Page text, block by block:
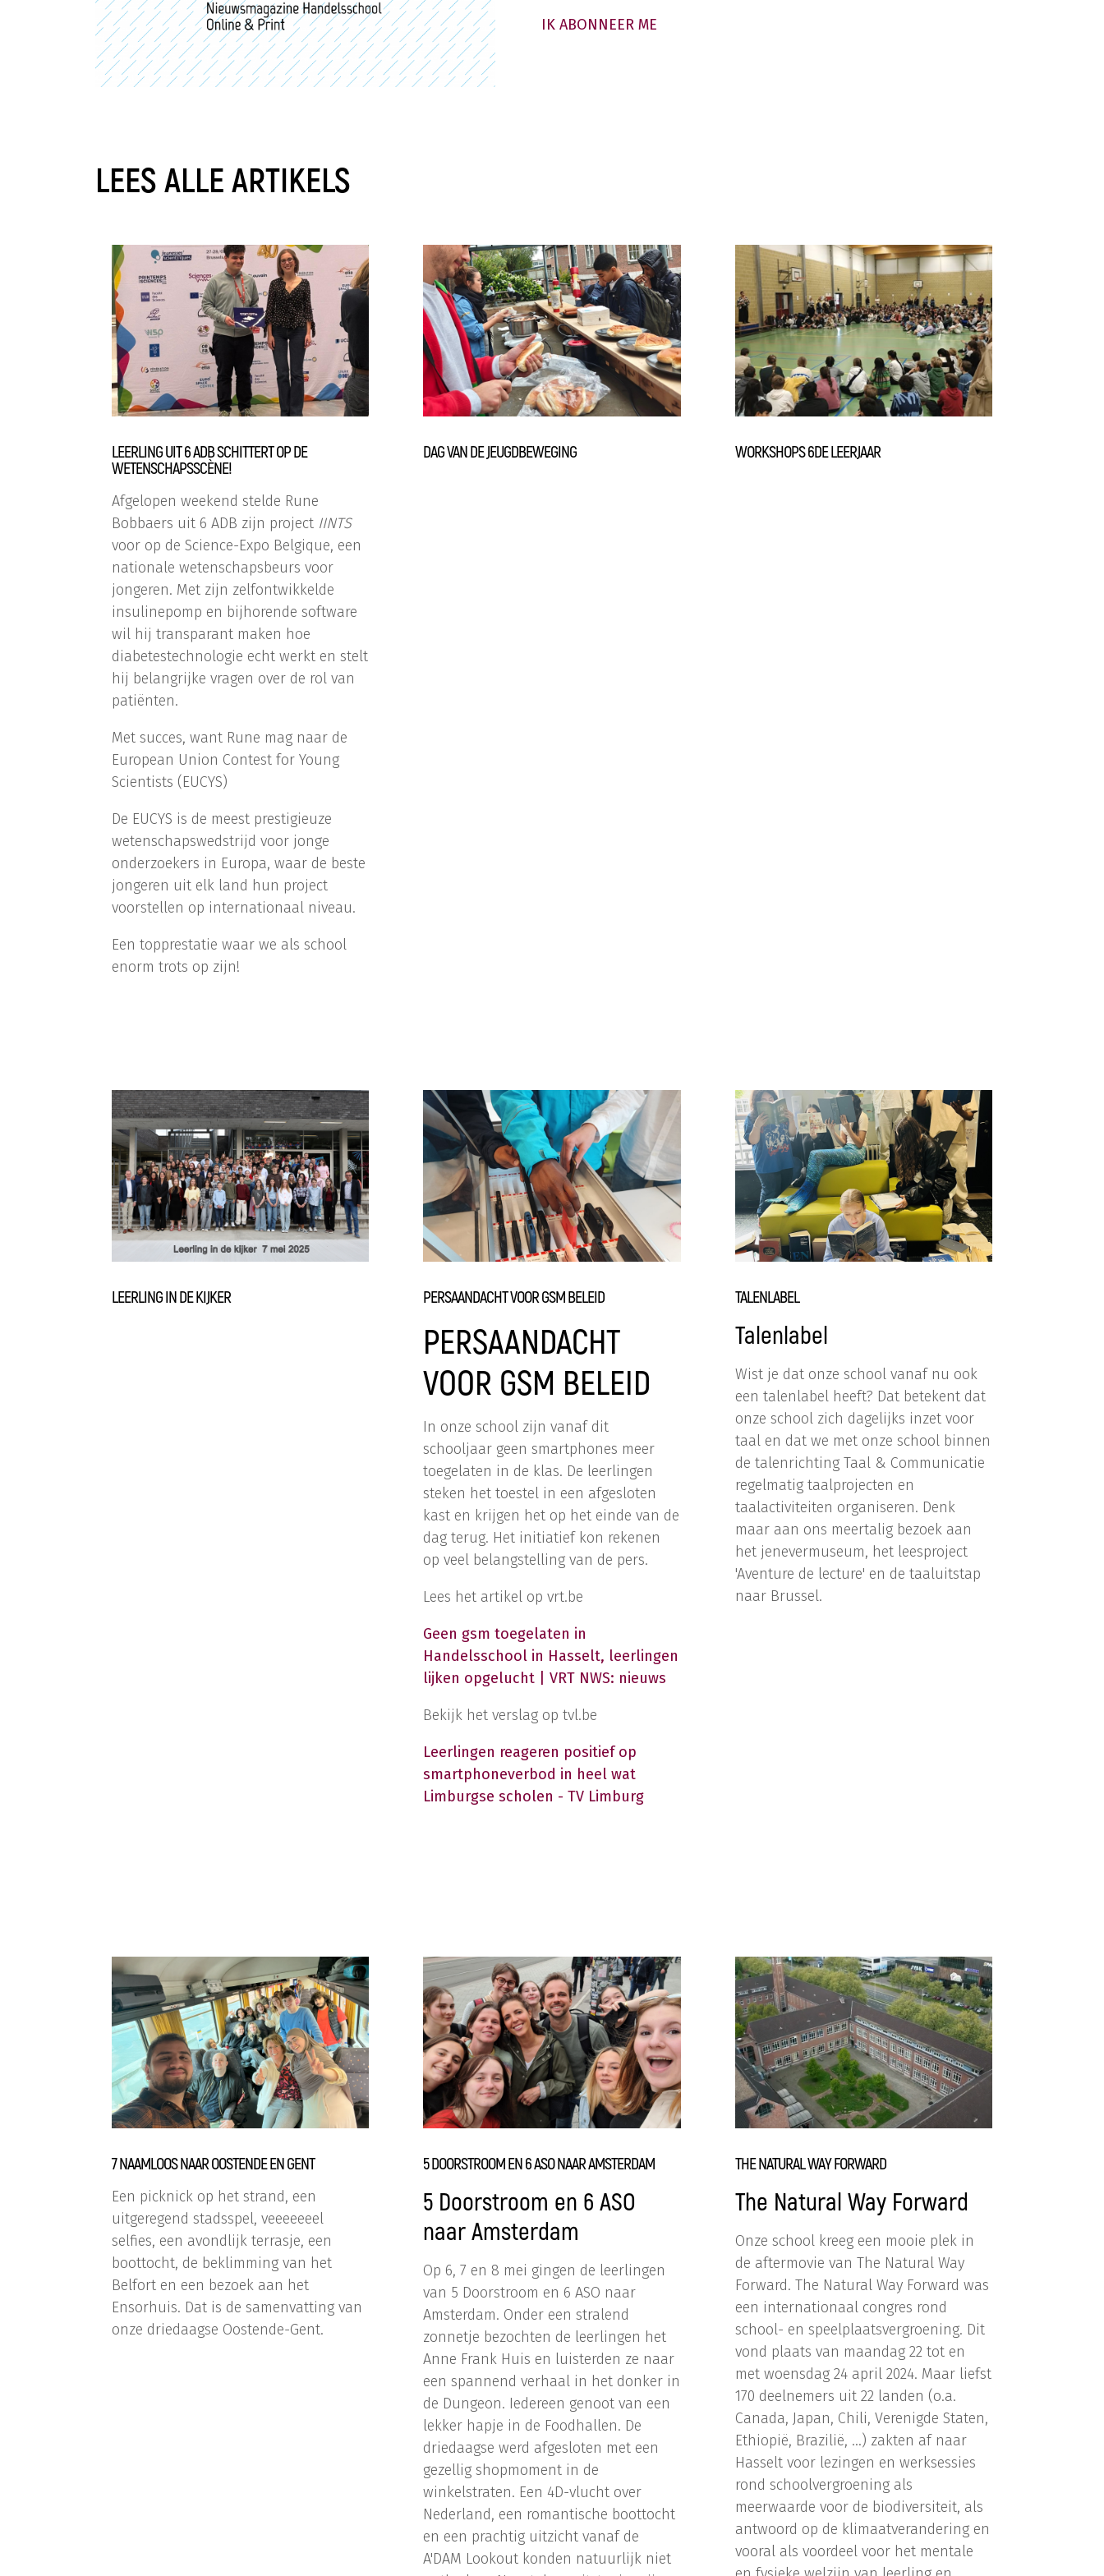
IK ABONNEER ME
LEES ALLE ARTIKELS
LEERLING UIT 6 ADB SCHITTERT OP DE
WETENSCHAPSSCÈNE!
Afgelopen weekend stelde Rune
Bobbaers uit 6 ADB zijn project IINTS
voor op de Science-Expo Belgique, een
nationale wetenschapsbeurs voor
jongeren. Met zijn zelfontwikkelde
insulinepomp en bijhorende software
wil hij transparant maken hoe
diabetestechnologie echt werkt en stelt
hij belangrijke vragen over de rol van
patiënten.
Met succes, want Rune mag naar de
European Union Contest for Young
Scientists (EUCYS)
De EUCYS is de meest prestigieuze
wetenschapswedstrijd voor jonge
onderzoekers in Europa, waar de beste
jongeren uit elk land hun project
voorstellen op internationaal niveau.
Een topprestatie waar we als school
enorm trots op zijn!
DAG VAN DE JEUGDBEWEGING WORKSHOPS 6DE LEERJAAR
LEERLING IN DE KIJKER PERSAANDACHT VOOR GSM BELEID
PERSAANDACHT
VOOR GSM BELEID
In onze school zijn vanaf dit
schooljaar geen smartphones meer
toegelaten in de klas. De leerlingen
steken het toestel in een afgesloten
kast en krijgen het op het einde van de
dag terug. Het initiatief kon rekenen
op veel belangstelling van de pers.
Lees het artikel op vrt.be
Geen gsm toegelaten in
Handelsschool in Hasselt, leerlingen
lijken opgelucht | VRT NWS: nieuws
Bekijk het verslag op tvl.be
Leerlingen reageren positief op
smartphoneverbod in heel wat
Limburgse scholen - TV Limburg
TALENLABEL
Talenlabel
Wist je dat onze school vanaf nu ook
een talenlabel heeft? Dat betekent dat
onze school zich dagelijks inzet voor
taal en dat we met onze school binnen
de talenrichting Taal & Communicatie
regelmatig taalprojecten en
taalactiviteiten organiseren. Denk
maar aan ons meertalig bezoek aan
het jenevermuseum, het leesproject
'Aventure de lecture' en de taaluitstap
naar Brussel.
7 NAAMLOOS NAAR OOSTENDE EN GENT
Een picknick op het strand, een
uitgeregend stadsspel, veeeeeeel
selfies, een avondlijk terrasje, een
boottocht, de beklimming van het
Belfort en een bezoek aan het
Ensorhuis. Dat is de samenvatting van
onze driedaagse Oostende-Gent.
5 DOORSTROOM EN 6 ASO NAAR AMSTERDAM
5 Doorstroom en 6 ASO
naar Amsterdam
Op 6, 7 en 8 mei gingen de leerlingen
van 5 Doorstroom en 6 ASO naar
Amsterdam. Onder een stralend
zonnetje bezochten de leerlingen het
Anne Frank Huis en luisterden ze naar
een spannend verhaal in het donker in
de Dungeon. Iedereen genoot van een
lekker hapje in de Foodhallen. De
driedaagse werd afgesloten met een
gezellig shopmoment in de
winkelstraten. Een 4D-vlucht over
Nederland, een romantische boottocht
en een prachtig uitzicht vanaf de
A'DAM Lookout konden natuurlijk niet
THE NATURAL WAY FORWARD
The Natural Way Forward
Onze school kreeg een mooie plek in
de aftermovie van The Natural Way
Forward. The Natural Way Forward was
een internationaal congres rond
school- en speelplaatsvergroening. Dit
vond plaats van maandag 22 tot en
met woensdag 24 april 2024. Maar liefst
170 deelnemers uit 22 landen (o.a.
Canada, Japan, Chili, Verenigde Staten,
Ethiopië, Brazilië, ...) zakten af naar
Hasselt voor lezingen en werksessies
rond schoolvergroening als
meerwaarde voor de biodiversiteit, als
antwoord op de klimaatverandering en
vooral als voordeel voor het mentale